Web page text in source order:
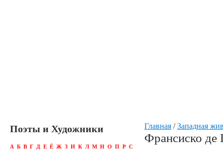
Главная /Западная
Франсиско де
Поэты и Художники
А Б В Г Д Е Ё Ж З И К Л М Н О П Р С